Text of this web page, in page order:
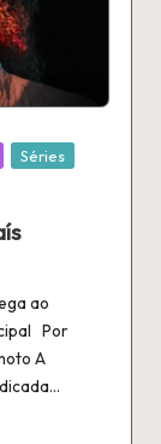
Séries
ao
Por
A